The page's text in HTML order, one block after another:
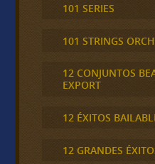
101 SERIES
101 STRINGS
12 CONJUNTOS
EXPORT
12 ÉXITOS
12 GRANDES